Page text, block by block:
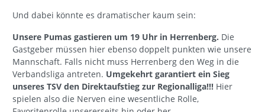
Und dabei könnte es dramatischer kaum sein:
Unsere Pumas gastieren um 19 Uhr in Herrenberg. Die
Gastgeber müssen hier ebenso doppelt punkten wie unsere
Mannschaft. Falls nicht muss Herrenberg den Weg in die
Verbandsliga antreten. Umgekehrt garantiert ein Sieg
unseres TSV den Direktaufstieg zur Regionalliga!!! Hier
spielen also die Nerven eine wesentliche Rolle,